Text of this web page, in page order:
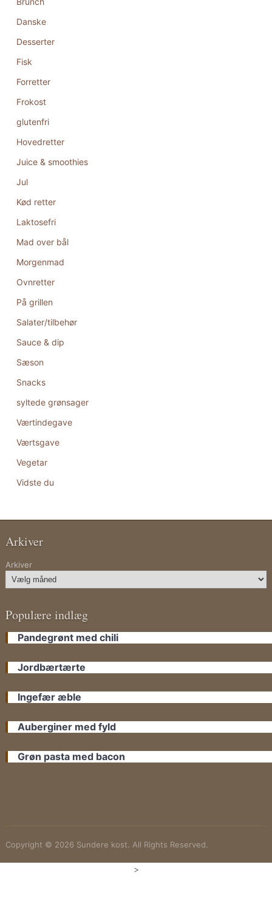
Danske
Desserter
Fisk
Forretter
Frokost
glutenfri
Hovedretter
Juice & smoothies
Jul
Kød retter
Laktosefri
Mad over bål
Morgenmad
Ovnretter
På grillen
Salater/tilbehør
Sauce & dip
Sæson
Snacks
syltede grønsager
Værtindegave
Værtsgave
Vegetar
Vidste du
Arkiver
Arkiver
Populære indlæg
Pandegrønt med chili
Jordbærtærte
Ingefær æble
Auberginer med fyld
Grøn pasta med bacon
Copyright © 2026 Sundere kost. All Rights Reserved.
>